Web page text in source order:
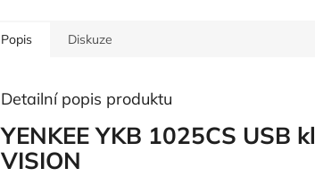
Popis Diskuze
Detailní popis produktu
YENKEE YKB 1025CS USB
VISION